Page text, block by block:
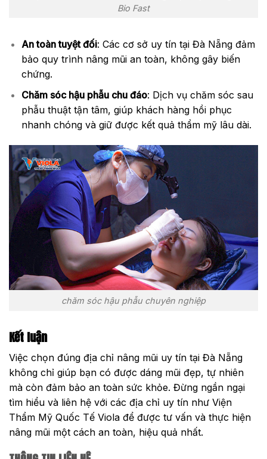
Bio Fast
An toàn tuyệt đối: Các cơ sở uy tín tại Đà Nẵng đảm
bảo quy trình nâng mũi an toàn, không gây biến
chứng.
Chăm sóc hậu phẫu chu đáo: Dịch vụ chăm sóc sau
phẫu thuật tận tâm, giúp khách hàng hồi phục
nhanh chóng và giữ được kết quả thẩm mỹ lâu dài.
chăm sóc hậu phẫu chuyên nghiệp
Kết luận
Việc chọn đúng địa chỉ nâng mũi uy tín tại Đà Nẵng
không chỉ giúp bạn có được dáng mũi đẹp, tự nhiên
mà còn đảm bảo an toàn sức khỏe. Đừng ngần ngại
tìm hiểu và liên hệ với các địa chỉ uy tín như Viện
Thẩm Mỹ Quốc Tế Viola để được tư vấn và thực hiện
nâng mũi một cách an toàn, hiệu quả nhất.